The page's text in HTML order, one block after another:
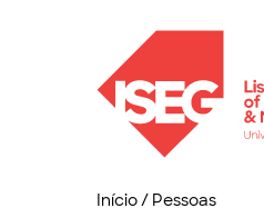
Início/ Pessoas